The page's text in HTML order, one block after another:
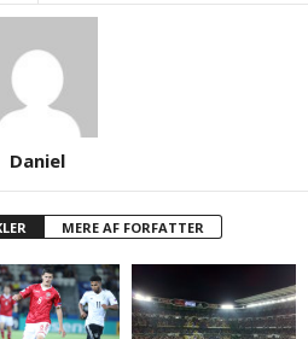
Daniel
MERE AF FORFATTER